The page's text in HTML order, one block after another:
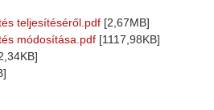
teljesítéséről.pdf [2,67MB]
módosítása.pdf [1117,98KB]